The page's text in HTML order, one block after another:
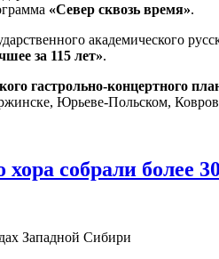
«Север сквозь время».
академического
за 115 лет».
гастрольно-концертного
Юрьеве-Польском,
собрали более
Западной Сибири